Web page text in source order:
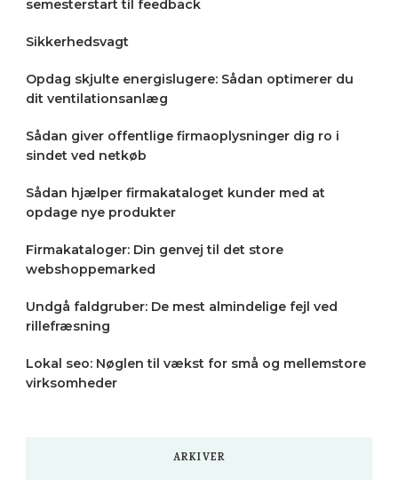
semesterstart til feedback
Sikkerhedsvagt
Opdag skjulte energislugere: Sådan optimerer du
dit ventilationsanlæg
Sådan giver offentlige firmaoplysninger dig ro i
sindet ved netkøb
Sådan hjælper firmakataloget kunder med at
opdage nye produkter
Firmakataloger: Din genvej til det store
webshoppemarked
Undgå faldgruber: De mest almindelige fejl ved
rillefræsning
Lokal seo: Nøglen til vækst for små og mellemstore
virksomheder
ARKIVER